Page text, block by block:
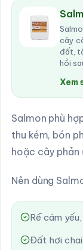
cây
đất,
hồi
Xem
Salmon phù
thu kém, bón
hoặc cây phản
Nên dùng
Rễ cám
Đất hơi